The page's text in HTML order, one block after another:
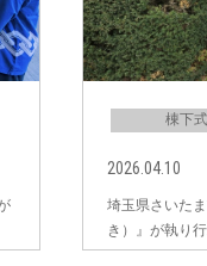
棟下式
2026.04.10
埼玉県さいた
き）』が執り